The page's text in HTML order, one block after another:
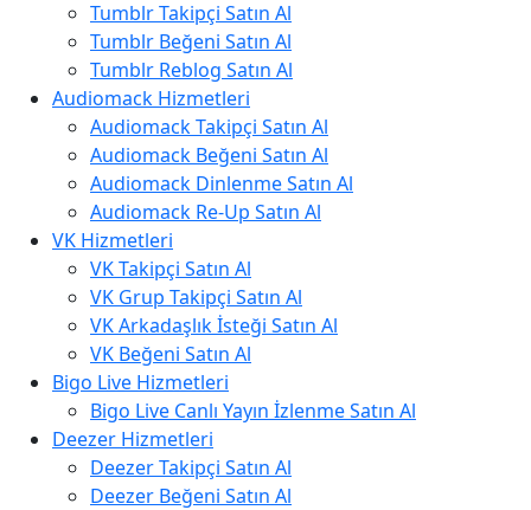
Tumblr Takipçi Satın Al
Tumblr Beğeni Satın Al
Tumblr Reblog Satın Al
Audiomack Hizmetleri
Audiomack Takipçi Satın Al
Audiomack Beğeni Satın Al
Audiomack Dinlenme Satın Al
Audiomack Re-Up Satın Al
VK Hizmetleri
VK Takipçi Satın Al
VK Grup Takipçi Satın Al
VK Arkadaşlık İsteği Satın Al
VK Beğeni Satın Al
Bigo Live Hizmetleri
Bigo Live Canlı Yayın İzlenme Satın Al
Deezer Hizmetleri
Deezer Takipçi Satın Al
Deezer Beğeni Satın Al